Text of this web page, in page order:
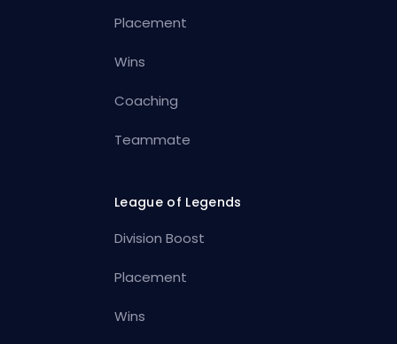
Placement
Wins
Coaching
Teammate
League of Legends
Division Boost
Placement
Wins